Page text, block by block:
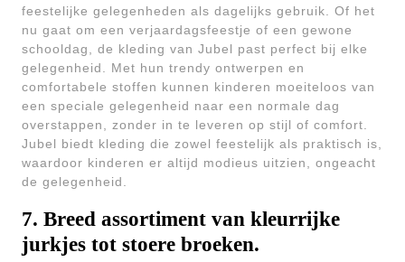
feestelijke gelegenheden als dagelijks gebruik. Of het
nu gaat om een verjaardagsfeestje of een gewone
schooldag, de kleding van Jubel past perfect bij elke
gelegenheid. Met hun trendy ontwerpen en
comfortabele stoffen kunnen kinderen moeiteloos van
een speciale gelegenheid naar een normale dag
overstappen, zonder in te leveren op stijl of comfort.
Jubel biedt kleding die zowel feestelijk als praktisch is,
waardoor kinderen er altijd modieus uitzien, ongeacht
de gelegenheid.
7. Breed assortiment van kleurrijke
jurkjes tot stoere broeken.